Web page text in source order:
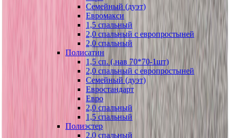
Семейный (дуэт)
Евромакси
1,5 спальный
2,0 спальный с европростыней
2,0 спальный
Полисатин
1,5 сп. (.нав 70*70-1шт)
2,0 спальный с европростыней
Семейный (дуэт)
Евростандарт
Евро
2,0 спальный
1,5 спальный
Полиэстер
2,0 спальный